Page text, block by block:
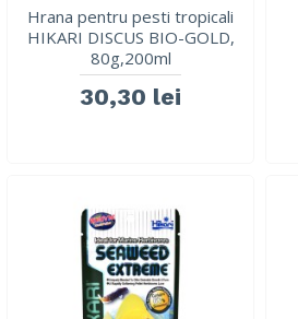
Hrana pentru pesti tropicali
HIKARI DISCUS BIO-GOLD,
80g,200ml
30,30 lei